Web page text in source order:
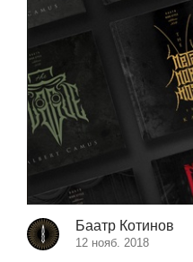
Баатр Котинов
12 нояб. 2018